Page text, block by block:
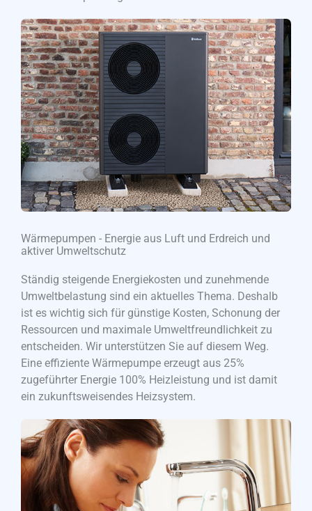
Wärmepumpen - Energie aus Luft und Erdreich und
aktiver Umweltschutz
Ständig steigende Energiekosten und zunehmende
Umweltbelastung sind ein aktuelles Thema. Deshalb
ist es wichtig sich für günstige Kosten, Schonung der
Ressourcen und maximale Umweltfreundlichkeit zu
entscheiden. Wir unterstützen Sie auf diesem Weg.
Eine effiziente Wärmepumpe erzeugt aus 25%
zugeführter Energie 100% Heizleistung und ist damit
ein zukunftsweisendes Heizsystem.